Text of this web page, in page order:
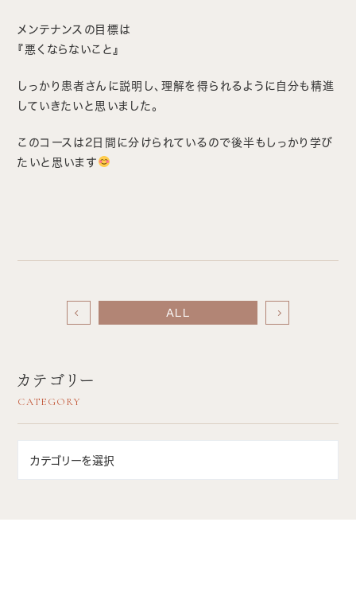
カテゴリー
メンテナンスの目標は
『悪くならないこと』
しっかり患者さんに説明し、理解を得られるように自分も精進
していきたいと思いました。
このコースは2日間に分けられているので後半もしっかり学び
たいと思います
ALL